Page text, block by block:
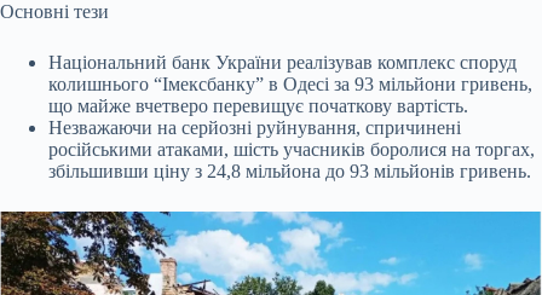
Основні тези
Національний банк України реалізував комплекс споруд
колишнього “Імексбанку” в Одесі за 93 мільйони гривень,
що майже вчетверо перевищує початкову вартість.
Незважаючи на серйозні руйнування, спричинені
російськими атаками, шість учасників боролися на торгах,
збільшивши ціну з 24,8 мільйона до 93 мільйонів гривень.